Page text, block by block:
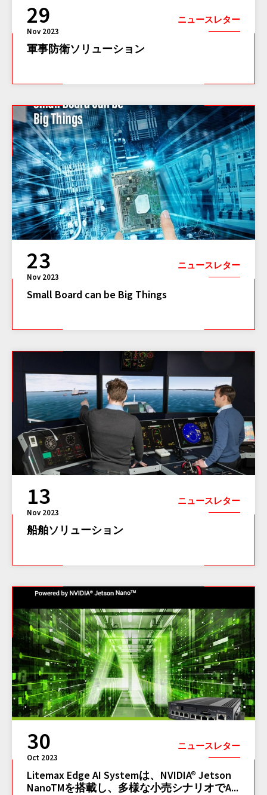
29
Nov 2023
ニュースレター
軍事防衛ソリューション
23
Nov 2023
ニュースレター
Small Board can be Big Things
13
Nov 2023
ニュースレター
船舶ソリューション
30
Oct 2023
ニュースレター
Litemax Edge AI Systemは、NVIDIA® Jetson
NanoTMを搭載し、多様な小売シナリオでA...